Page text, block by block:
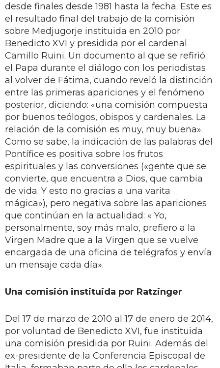
desde finales desde 1981 hasta la fecha. Este es
el resultado final del trabajo de la comisión
sobre Medjugorje instituida en 2010 por
Benedicto XVI y presidida por el cardenal
Camillo Ruini. Un documento al que se refirió
el Papa durante el diálogo con los periodistas
al volver de Fátima, cuando reveló la distinción
entre las primeras apariciones y el fenómeno
posterior, diciendo: «una comisión compuesta
por buenos teólogos, obispos y cardenales. La
relación de la comisión es muy, muy buena».
Como se sabe, la indicación de las palabras del
Pontífice es positiva sobre los frutos
espirituales y las conversiones («gente que se
convierte, que encuentra a Dios, que cambia
de vida. Y esto no gracias a una varita
mágica»), pero negativa sobre las apariciones
que continúan en la actualidad: « Yo,
personalmente, soy más malo, prefiero a la
Virgen Madre que a la Virgen que se vuelve
encargada de una oficina de telégrafos y envía
un mensaje cada día».
Una comisión instituida por Ratzinger
Del 17 de marzo de 2010 al 17 de enero de 2014,
por voluntad de Benedicto XVI, fue instituida
una comisión presidida por Ruini. Además del
ex-presidente de la Conferencia Episcopal de